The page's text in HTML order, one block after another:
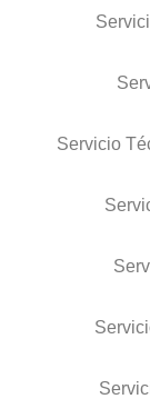
Servicio